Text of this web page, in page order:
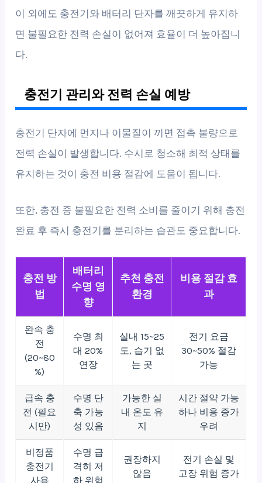
이 외에도 충전기와 배터리 단자를 깨끗하게 유지하
면 불필요한 전력 손실이 없어져 효율이 더 높아집니
다.
충전기 관리와 전력 손실 예방
충전기 단자에 먼지나 이물질이 끼면 접촉 불량으로
전력 손실이 발생합니다. 수시로 청소해 최적 상태를
유지하는 것이 충전 비용 절감에 도움이 됩니다.
또한, 충전 중 불필요한 전력 소비를 줄이기 위해 충전
완료 후 즉시 충전기를 분리하는 습관도 중요합니다.
충전 방
법
배터리
수명 영
향
추천 충전
환경
비용 절감 효
과
완속 충
전
(20~80
%)
수명 최
대 20%
연장
실내 15~25
도, 습기 없
는 곳
전기 요금
30~50% 절감
가능
급속 충
전 (필요
시만)
수명 단
축 가능
성 있음
가능한 실
내 온도 유
지
시간 절약 가능
하나 비용 증가
우려
비정품
충전기
사용
수명 급
격히 저
하 위험
권장하지
않음
전기 손실 및
고장 위험 증가